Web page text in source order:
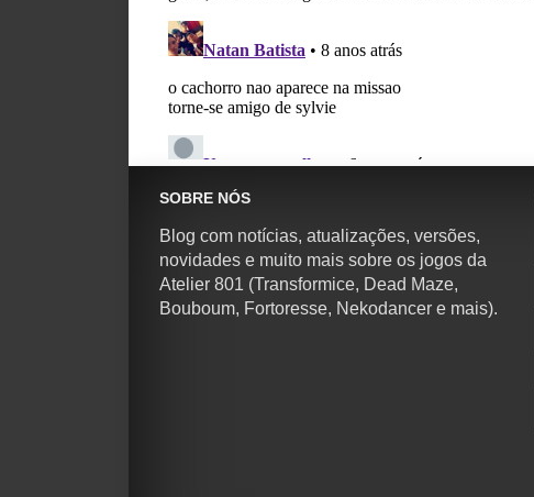
SOBRE NÓS
Blog com notícias, atualizações, versões,
novidades e muito mais sobre os jogos da
Atelier 801 (Transformice, Dead Maze,
Bouboum, Fortoresse, Nekodancer e mais).